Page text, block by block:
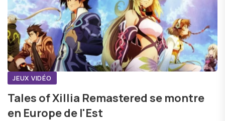
JEUX VIDÉO
Tales of Xillia Remastered se montre
en Europe de l'Est